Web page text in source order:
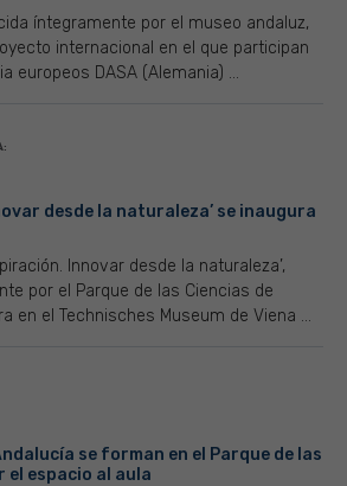
íntegramente por el museo andaluz,
internacional en el que participan
europeos DASA (Alemania) ...
desde la naturaleza’ se inaugura
Innovar desde la naturaleza’,
por el Parque de las Ciencias de
en el Technisches Museum de Viena ...
se forman en el Parque de las
el espacio al aula